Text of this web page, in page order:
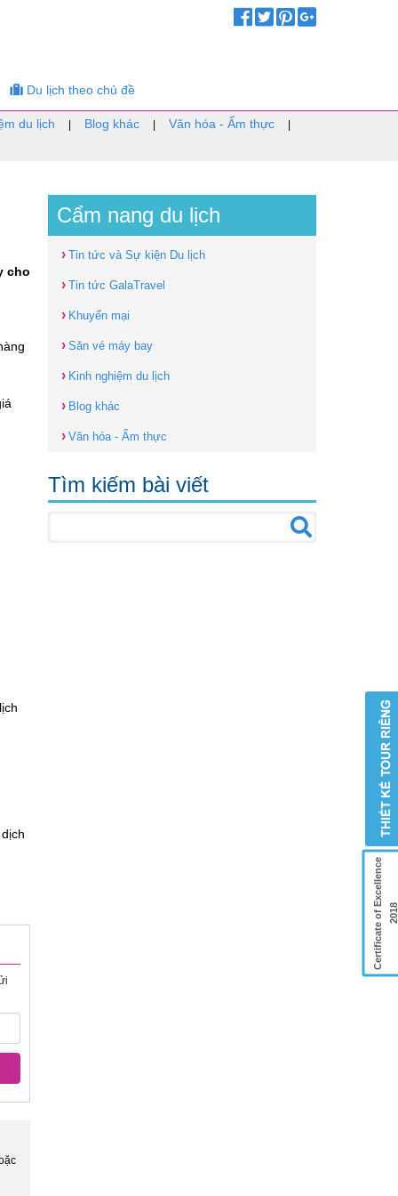
Du lịch theo chủ đề
du lịch Blog khác Văn hóa - Ẩm thực
cho
Cẩm nang du lịch
› Tin tức và Sự kiện Du lịch
› Tin tức GalaTravel
› Khuyến mại
› Săn vé máy bay
› Kinh nghiệm du lịch
› Blog khác
› Văn hóa - Ẩm thực
Tìm kiếm bài viết
Certificate of Excellence 2018